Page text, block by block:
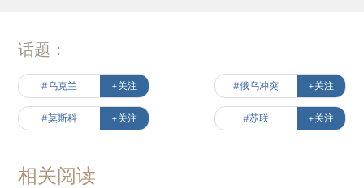
话题：
#乌克兰 +关注 #俄乌冲突 +关注
#莫斯科 +关注 #苏联 +关注
相关阅读